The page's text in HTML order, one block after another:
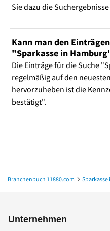
Sie dazu die
Kann man den
"Sparkasse in
Die Einträge für die Suche
regelmäßig auf den
hervorzuheben ist die
bestätigt".
Branchenbuch 11880.com Sparkasse
Unternehmen